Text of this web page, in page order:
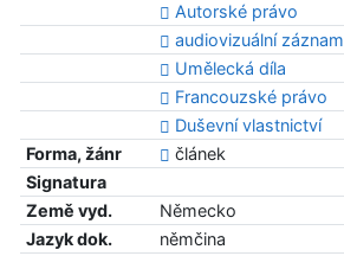
Autorské právo
audiovizuální záznam
Umělecká díla
Francouzské právo
Duševní vlastnictví
Forma, žánr
článek
Signatura
Země vyd.
Německo
Jazyk dok.
němčina